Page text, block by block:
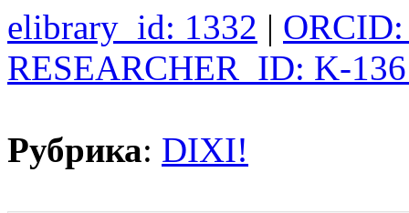
elibrary_id: 1332 |
RESEARCHER_ID: K-
Рубрика: DIXI!